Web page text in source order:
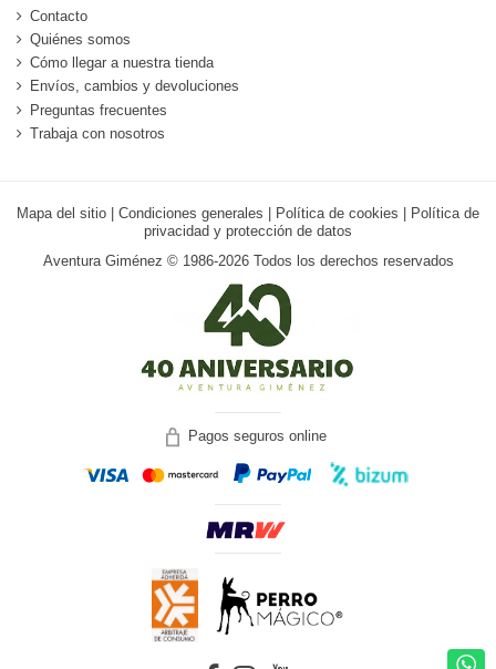
Contacto
Quiénes somos
Cómo llegar a nuestra tienda
Envíos, cambios y devoluciones
Preguntas frecuentes
Trabaja con nosotros
Mapa del sitio Condiciones generales Política de cookies
Política de
privacidad y protección de datos
Aventura Giménez © 1986-2026 Todos los derechos reservados
Pagos seguros online